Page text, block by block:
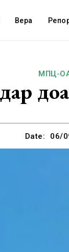
Вера
МПЦ-
Date: 06/